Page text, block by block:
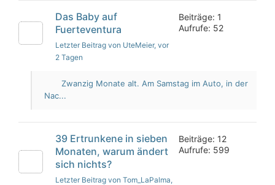
Das Baby auf
Fuerteventura
Letzter Beitrag von UteMeier, vor
2 Tagen
Beiträge: 1
Aufrufe: 52
Zwanzig Monate alt. Am Samstag im Auto, in der
Nac...
39 Ertrunkene in sieben
Monaten, warum ändert
sich nichts?
Letzter Beitrag von Tom_LaPalma,
Beiträge: 12
Aufrufe: 599